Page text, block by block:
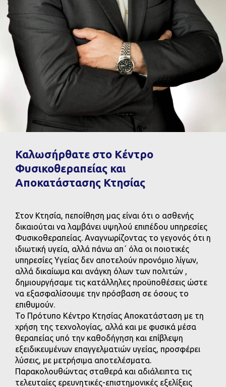
Καλωσήρθατε στο Κέντρο
Φυσικοθεραπείας και
Αποκατάστασης Κτησίας
Στoν Κτησία, πεποίθηση μας είναι ότι ο ασθενής
δικαιούται να λαμβάνει υψηλού επιπέδου υπηρεσίες
Φυσικοθεραπείας. Αναγνωρίζοντας το γεγονός ότι η
ιδιωτική υγεία, αλλά πάνω απ΄ όλα οι ποιοτικές
υπηρεσίες Υγείας δεν αποτελούν προνόμιο λίγων,
αλλά δικαίωμα και ανάγκη όλων των πολιτών ,
δημιουργήσαμε τις κατάλληλες προϋποθέσεις ώστε
να εξασφαλίσουμε την πρόσβαση σε όσους το
επιθυμούν.
Το Πρότυπο Κέντρο Κτησίας Αποκατάσταση με τη
χρήση της τεχνολογίας, αλλά και με φυσικά μέσα
θεραπείας υπό την καθοδήγηση και επίβλεψη
εξειδικευμένων επαγγελματιών υγείας, προσφέρει
λύσεις, με μετρήσιμα αποτελέσματα.
Παρακολουθώντας σταθερά και αδιάλειπτα τις
τελευταίες ερευνητικές-επιστημονικές εξελίξεις
Δέσποινα Τσικουδούρη
Γραμματειακή Υποστήριξη
Βιογραφικό
Άντυ Χρονιάρη
Γραμματειακή Υποστήριξη
Βιογραφικό